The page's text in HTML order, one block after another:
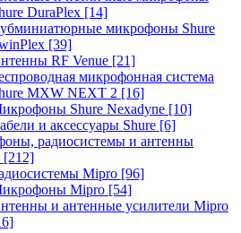
DuraPlex [14]
микрофоны Shure
[39]
RF Venue [21]
микрофонная система
MXW NEXT 2 [16]
Shure Nexadyne [10]
и аксессуары Shure [6]
радиосистемы и антенны
[212]
Mipro [96]
Mipro [54]
и антенные усилители Mipro